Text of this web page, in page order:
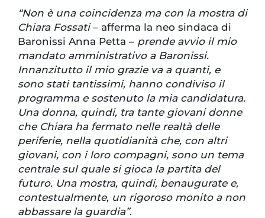
“Non è una coincidenza ma con la mostra di
Chiara Fossati– afferma la neo sindaca di
Baronissi Anna Petta – prende avvio il mio
mandato amministrativo a Baronissi.
Innanzitutto il mio grazie va a quanti, e
sono stati tantissimi, hanno condiviso il
programma e sostenuto la mia candidatura.
Una donna, quindi, tra tante giovani donne
che Chiara ha fermato nelle realtà delle
periferie, nella quotidianità che, con altri
giovani, con i loro compagni, sono un tema
centrale sul quale si gioca la partita del
futuro. Una mostra, quindi, benaugurate e,
contestualmente, un rigoroso monito a non
abbassare la guardia”.